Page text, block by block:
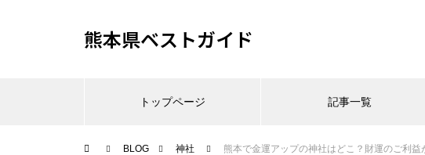
熊本県ベストガイド
トップページ 記事一覧
BLOG 神社 熊本で金運アップの神社はどこ？財運のご利